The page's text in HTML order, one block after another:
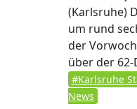
(Karlsruhe)
um rund
der
über der 62-
#Karlsruhe
News